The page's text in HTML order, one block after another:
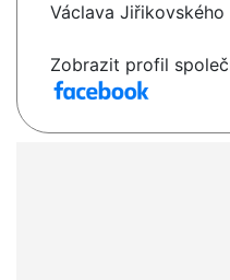
Václava Jiřikovského
Zobrazit profil